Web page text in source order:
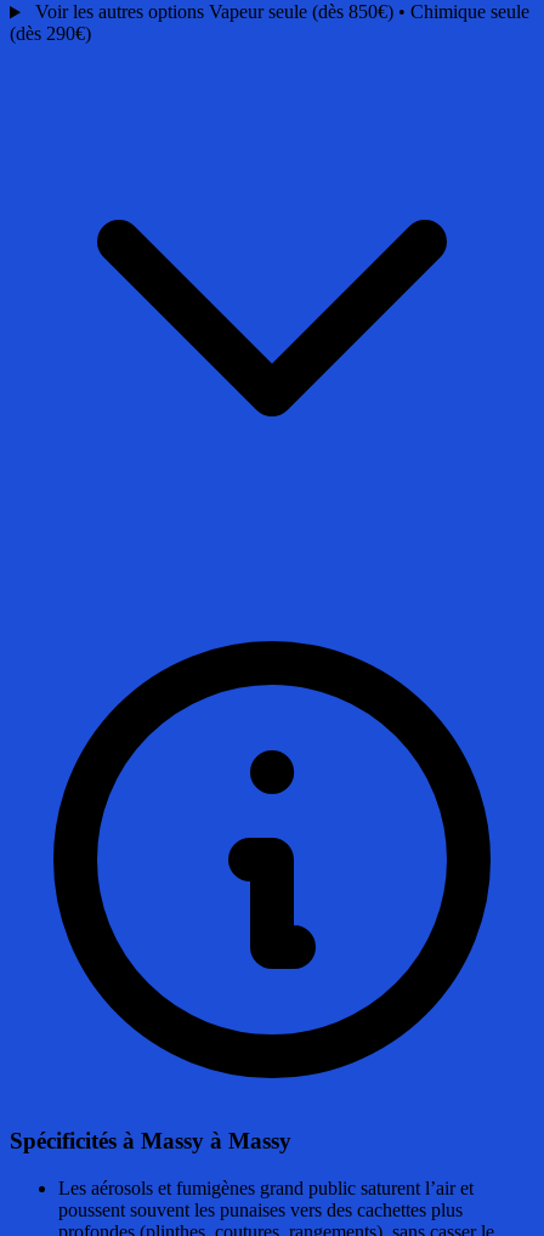
Voir les autres options Vapeur seule (dès 850€) • Chimique seule
(dès 290€)
Spécificités à Massy à Massy
Les aérosols et fumigènes grand public saturent l’air et
poussent souvent les punaises vers des cachettes plus
profondes (plinthes, coutures, rangements), sans casser le